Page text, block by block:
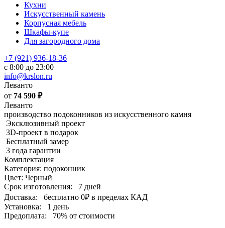
Кухни
Искусственный камень
Корпусная мебель
Шкафы-купе
Для загородного дома
+7 (921) 936-18-36
с 8:00 до 23:00
info@krslon.ru
Леванто
от 74 590 ₽
Леванто
производство подоконников из искусственного камня
Эксклюзивный проект
3D-проект в подарок
Бесплатный замер
3 года гарантии
Комплектация
Категория: подоконник
Цвет: Черный
Срок изготовления:
7 дней
Доставка:
бесплатно 0₽ в пределах КАД
Установка:
1 день
Предоплата:
70% от стоимости